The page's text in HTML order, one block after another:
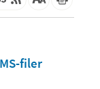
filer